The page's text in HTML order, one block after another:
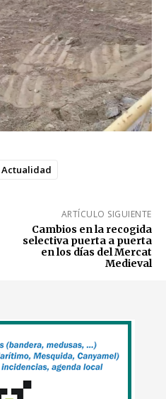
Actualidad
ARTÍCULO SIGUIENTE
Cambios en la recogida
selectiva puerta a puerta
en los días del Mercat
Medieval